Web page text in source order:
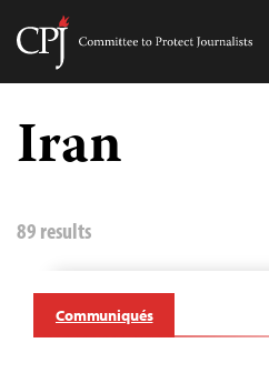
Skip
content
Committee
Iran
89 results
Communiqués